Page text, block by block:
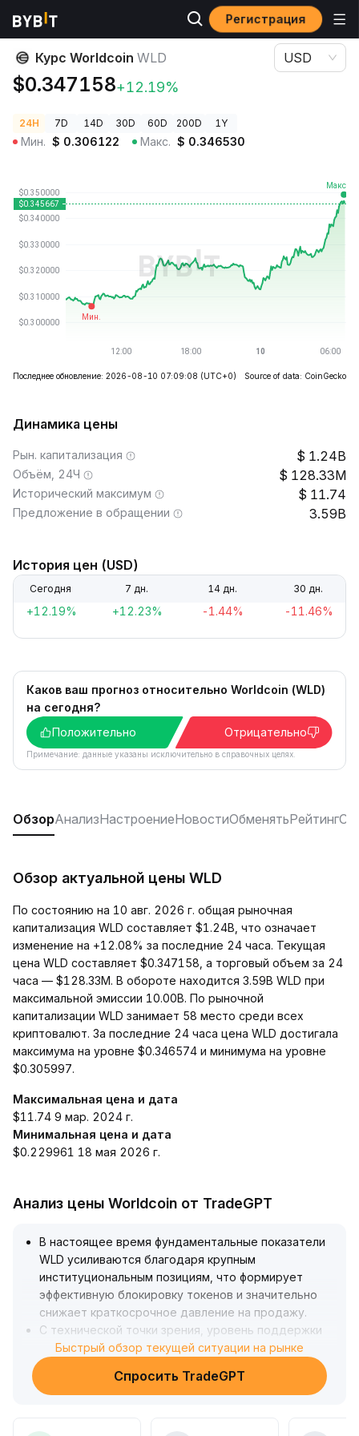
Регистрация
Цены криптовалют Курс Worldcoin WLD
Курс Worldcoin WLD
$0.347158+12.19%
USD
24H 7D 14D 30D 60D 200D 1Y
Мин. $ 0.306122 Макс. $ 0.346530
Последнее обновление: 2026-08-10 07:09:08 (UTC+0) Source of data: CoinGecko
Динамика цены
Рын. капитализация 1.24B
Объём, 24Ч 128.33M
Исторический максимум 11.74
Предложение в обращении 3.59B
История цен (USD)
Сегодня 7 дн. 14 дн. 30 дн.
+12.19% +12.23% -1.44% -11.46%
Каков ваш прогноз относительно Worldcoin (WLD)
на сегодня?
Положительно
Отрицательно
Примечание: данные указаны исключительно в справочных целях.
ОбзорАнализНастроениеНовостиОбменятьРейтинг
Обзор актуальной цены WLD
По состоянию на 10 авг. 2026 г. общая рыночная
капитализация WLD составляет $1.24B, что означает
изменение на +12.08% за последние 24 часа. Текущая
цена WLD составляет $0.347158, а торговый объем за 24
часа — $128.33M. В обороте находится 3.59B WLD при
максимальной эмиссии 10.00B. По рыночной
капитализации WLD занимает 58 место среди всех
криптовалют. За последние 24 часа цена WLD достигала
максимума на уровне $0.346574 и минимума на уровне
$0.305997.
Максимальная цена и дата
$11.74 9 мар. 2024 г.
Минимальная цена и дата
$0.229961 18 мая 2026 г.
Анализ цены Worldcoin от TradeGPT
В настоящее время фундаментальные показатели
WLD усиливаются благодаря крупным
институциональным позициям, что формирует
эффективную блокировку токенов и значительно
снижает краткосрочное давление на продажу.
С технической точки зрения, уровень поддержки
составляет $0,30 и служит основным ориентиром,
а ценовой коридор сохраняется четким
В краткосрочной перспективе цена определяется
Быстрый обзор текущей ситуации на рынке
Спросить TradeGPT